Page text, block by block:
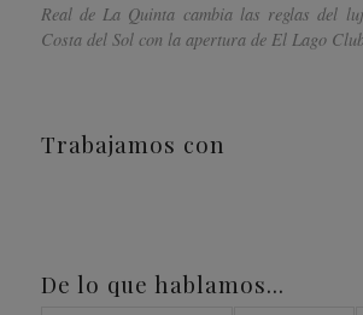
Real de La Quinta cambia las reglas del
Costa del Sol con la apertura de El Lago
Trabajamos con
De lo que hablamos…